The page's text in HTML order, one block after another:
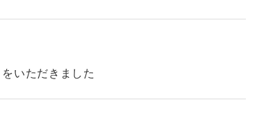
いただきました